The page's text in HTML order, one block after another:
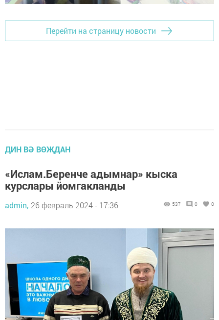
Перейти на страницу новости
ДИН ВӘ ВӨҖДАН
«Ислам.Беренче адымнар» кыска
курслары йомгакланды
admin, 26 февраль 2024 - 17:36 537 0 0